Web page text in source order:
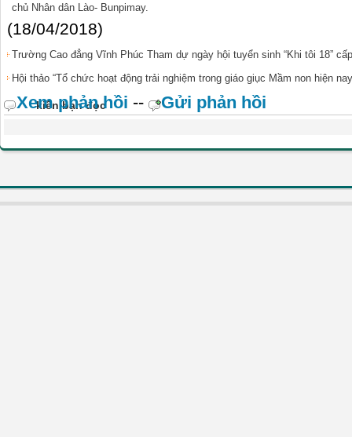
chủ Nhân dân Lào- Bunpimay.
(18/04/2018)
Trường Cao đẳng Vĩnh Phúc Tham dự ngày hội tuyển sinh “Khi tôi 18”
Hội thảo “Tổ chức hoạt động trải nghiệm trong giáo giục Mầm non hiện
kiến bạn đọc
Xem phản hồi -- Gửi phản hồi